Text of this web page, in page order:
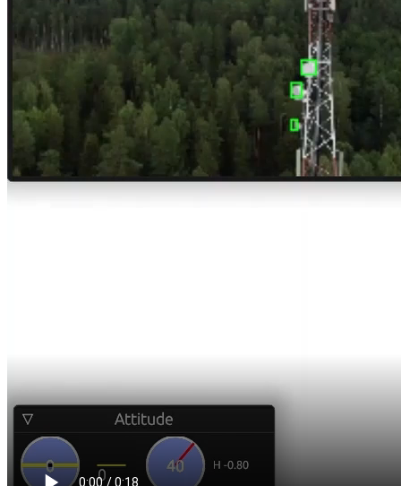
Visi viedpulksteņi
Apple
Garmin
Huawei
Samsung